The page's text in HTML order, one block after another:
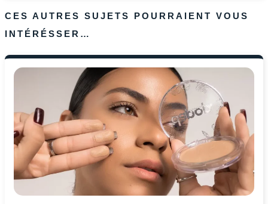
CES AUTRES SUJETS POURRAIENT VOUS
INTÉRÉSSER…